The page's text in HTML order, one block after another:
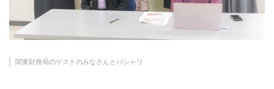
関東財務局のゲストのみなさんとパシャリ